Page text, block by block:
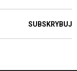
SUBSKRYBUJ